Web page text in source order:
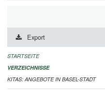
ALLGEMEINE INFORMATIONEN
IMPRESSUM
Export
STARTSEITE
VERZEICHNISSE
KITAS: ANGEBOTE IN BASEL-STADT